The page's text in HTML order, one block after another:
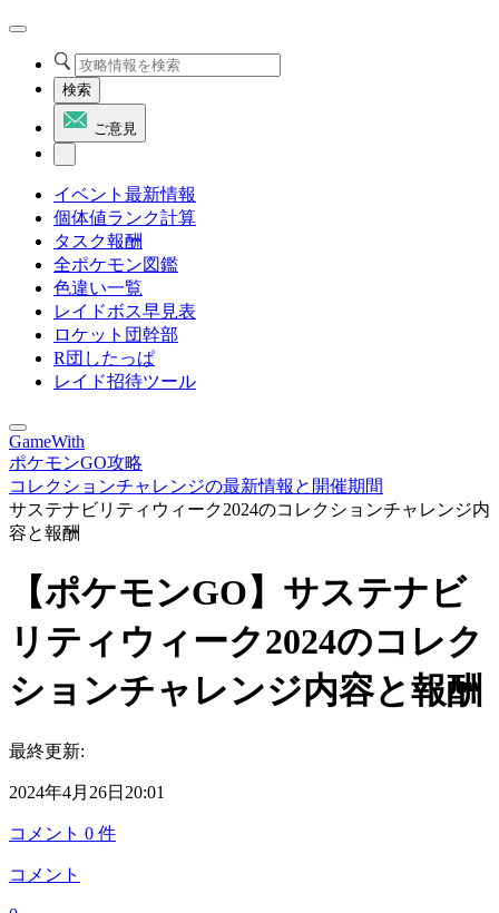
検索
ご意見
イベント最新情報
個体値ランク計算
タスク報酬
全ポケモン図鑑
色違い一覧
レイドボス早見表
ロケット団幹部
R団したっぱ
レイド招待ツール
GameWith
ポケモンGO攻略
コレクションチャレンジの最新情報と開催期間
サステナビリティウィーク2024のコレクションチャレンジ内
容と報酬
【ポケモンGO】サステナビ
リティウィーク2024のコレク
ションチャレンジ内容と報酬
最終更新:
2024年4月26日20:01
コメント 0 件
コメント